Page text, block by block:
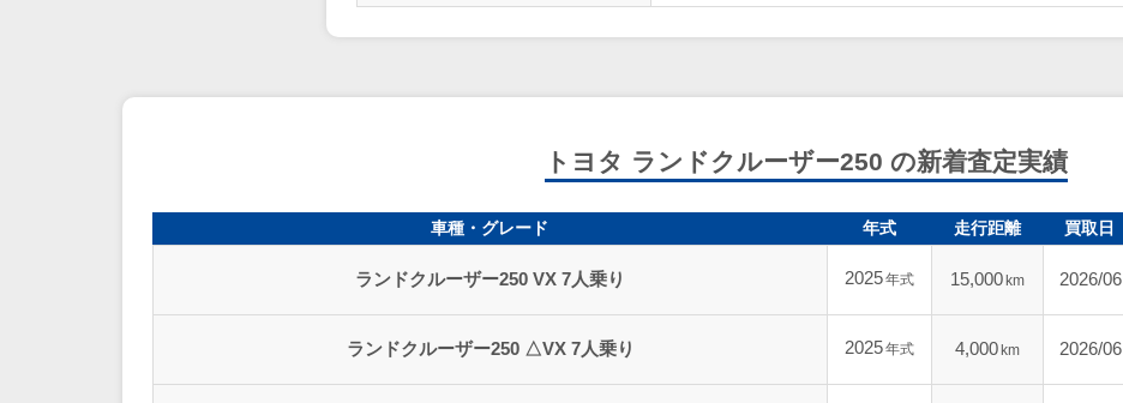
トヨタ ランドクルーザー250 の新着査定実績
車種・グレード 年式 走行距離 買取日
ランドクルーザー250 VX 7人乗り 2025年式 15,000 km 2026/06
ランドクルーザー250 △VX 7人乗り 2025年式 4,000 km 2026/06